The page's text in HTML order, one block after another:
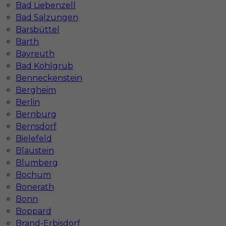
Bad Liebenzell
Bad Salzungen
Barsbüttel
Barth
Bayreuth
Bad Kohlgrub
Benneckenstein
Bergheim
Berlin
Bernburg
Bernsdorf
Bielefeld
Blaustein
Blumberg
Bochum
Bonerath
Bonn
Boppard
Brand-Erbisdorf
Mapa ofert pracy
Mapa kategorii
Informacje w sprawie pracy
Telefon: 793-577-977